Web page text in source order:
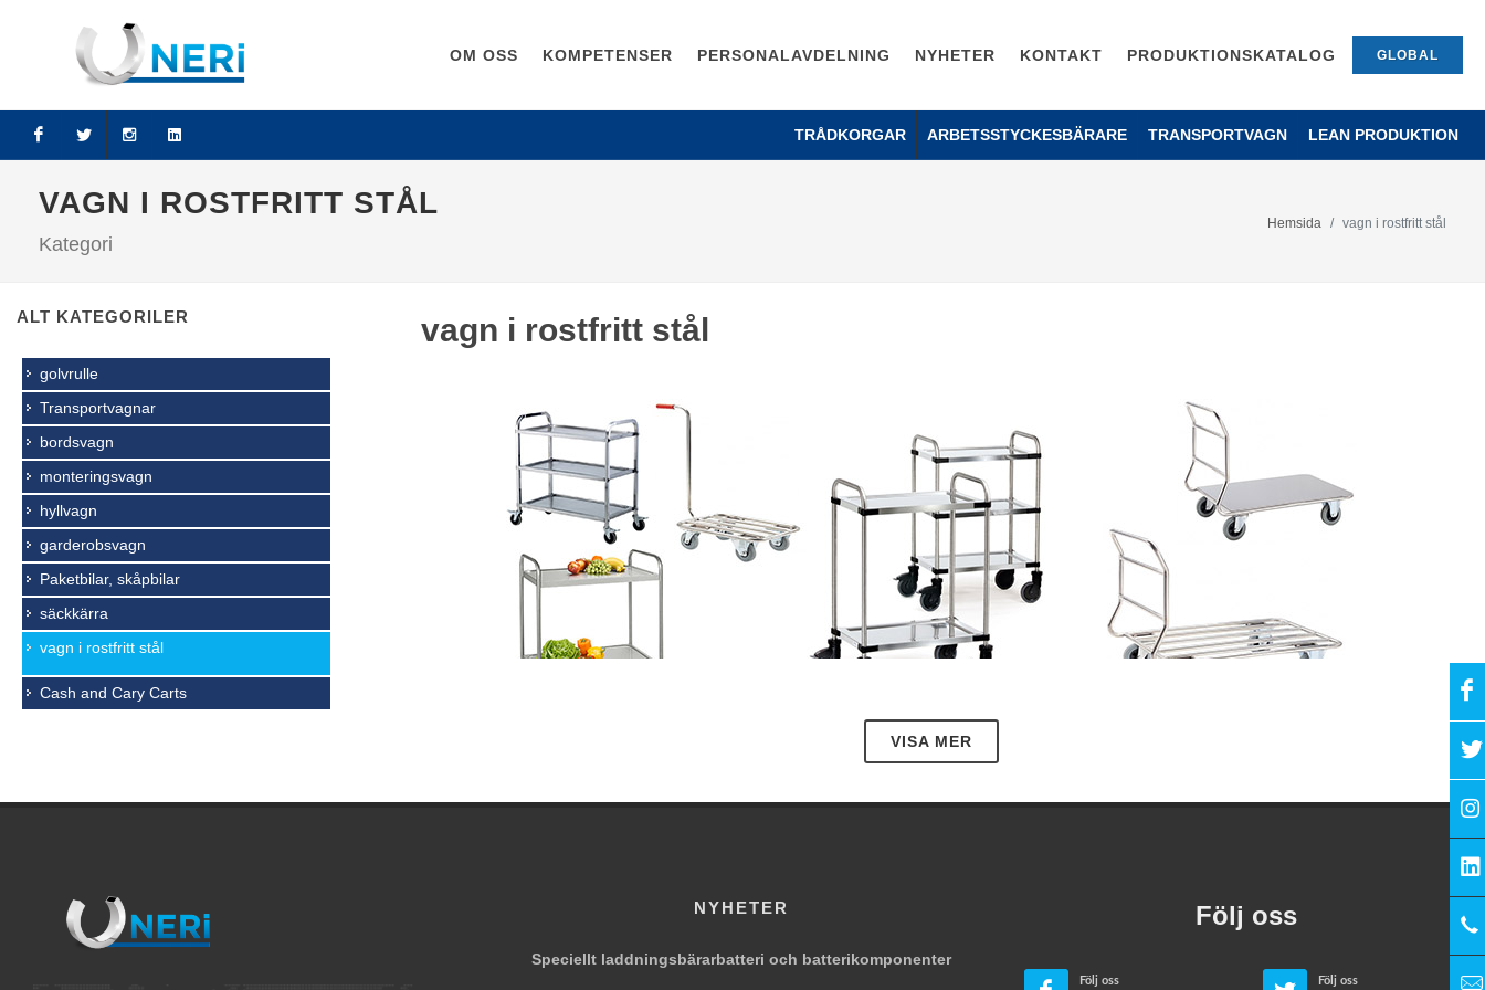
OM OSS KOMPETENSER PERSONALAVDELNING NYHETER KONTAKT PRODUKTIONSKATALOG GLOBAL
TRÅDKORGAR ARBETSSTYCKESBÄRARE TRANSPORTVAGN LEAN PRODUKTION
VAGN I ROSTFRITT STÅL
Kategori
Hemsida vagn i rostfritt stål
vagn i rostfritt stål
Funktionell design i sin vackraste form: reptålig, hygienisk, robust och hållbar.
VISA MER
ALT KATEGORILER
golvrulle
Transportvagnar
bordsvagn
monteringsvagn
hyllvagn
garderobsvagn
Paketbilar, skåpbilar
säckkärra
vagn i rostfritt stål
Cash and Cary Carts
NYHETER
Speciellt laddningsbärarbatteri och batterikomponenter
Följ oss
Följ oss Följ oss